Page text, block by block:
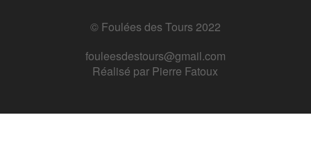
© Foulées des Tours 2022
fouleesdestours@gmail.com
Réalisé par Pierre Fatoux